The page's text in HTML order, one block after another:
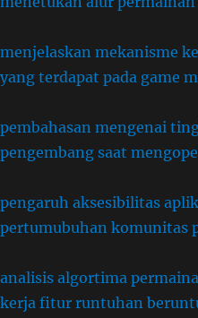
menjelaskan mekanisme
yang terdapat pada game
pembahasan mengenai
pengembang saat
pengaruh aksesibilitas
pertumubuhan komunitas
analisis algortima
kerja fitur runtuhan